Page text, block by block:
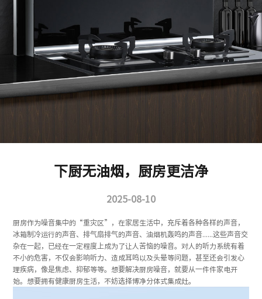
下厨无油烟，厨房更洁净
2025-08-10
厨房作为噪音集中的“重灾区”，在家居生活中，充斥着各种各样的声音，
冰箱制冷运行的声音、排气扇排气的声音、油烟机轰鸣的声音......这些声音交
杂在一起，已经在一定程度上成为了让人苦恼的噪音。对人的听力系统有着
不小的危害，不仅会影响听力、造成耳鸣以及头晕等问题，甚至还会引发心
理疾病，像是焦虑、抑郁等等。想要解决厨房噪音，就要从一件件家电开
始。想要拥有健康厨房生活，不妨选择博净分体式集成灶。